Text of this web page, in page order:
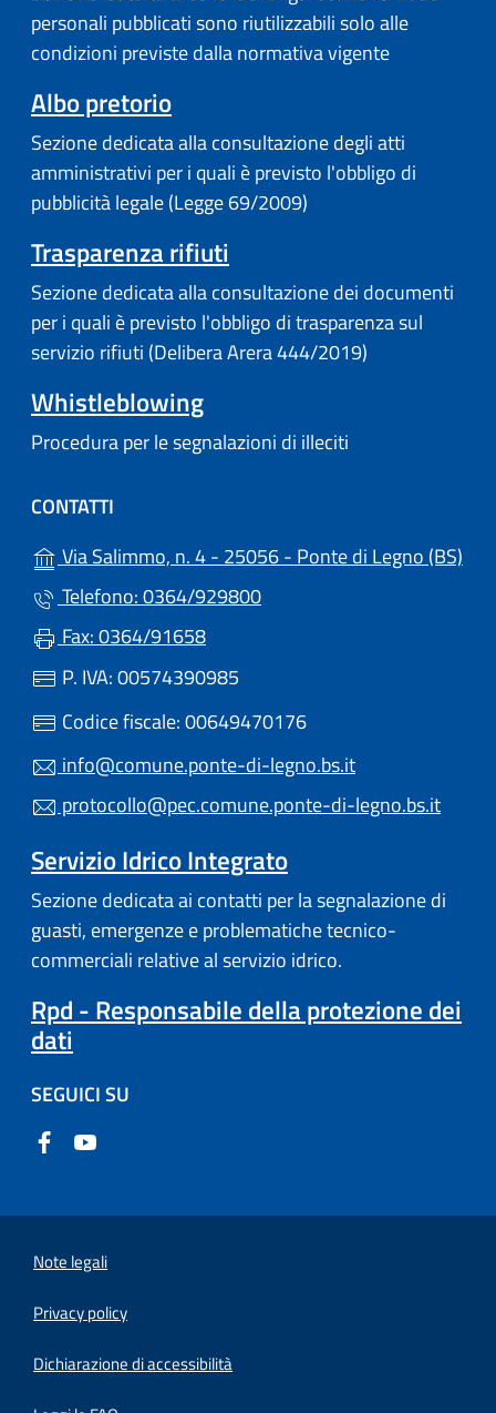
personali pubblicati sono riutilizzabili solo alle
condizioni previste dalla normativa vigente
Albo pretorio
Sezione dedicata alla consultazione degli atti
amministrativi per i quali è previsto l'obbligo di
pubblicità legale (Legge 69/2009)
Trasparenza rifiuti
Sezione dedicata alla consultazione dei documenti
per i quali è previsto l'obbligo di trasparenza sul
servizio rifiuti (Delibera Arera 444/2019)
Whistleblowing
Procedura per le segnalazioni di illeciti
CONTATTI
Via Salimmo, n. 4 - 25056 - Ponte di Legno (BS)
Telefono: 0364/929800
Fax: 0364/91658
P. IVA: 00574390985
Codice fiscale: 00649470176
info@comune.ponte-di-legno.bs.it
protocollo@pec.comune.ponte-di-legno.bs.it
Servizio Idrico Integrato
Sezione dedicata ai contatti per la segnalazione di
guasti, emergenze e problematiche tecnico-
commerciali relative al servizio idrico.
Rpd - Responsabile della protezione dei
dati
SEGUICI SU
Note legali
Privacy policy
Dichiarazione di accessibilità